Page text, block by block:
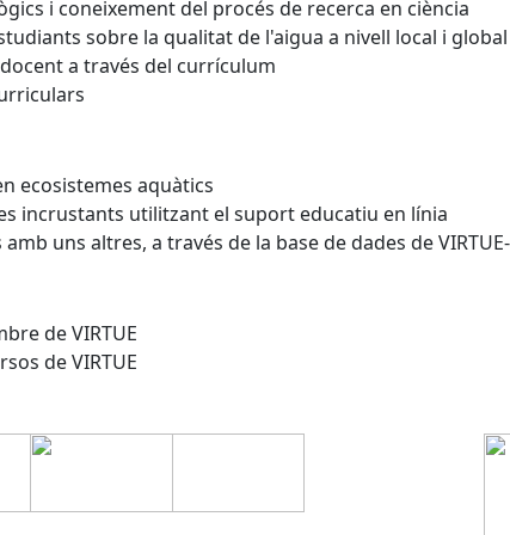
i coneixement del procés de recerca en ciència
sobre la qualitat de l'aigua a nivell local i global
a través del currículum
ecosistemes aquàtics
incrustants utilitzant el suport educatiu en línia
uns altres, a través de la base de dades de
de VIRTUE
de VIRTUE